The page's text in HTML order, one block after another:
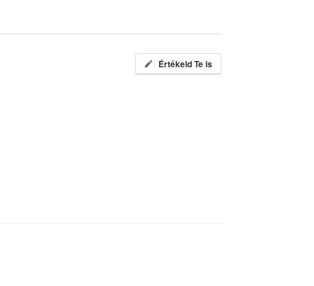
Értékeld Te is